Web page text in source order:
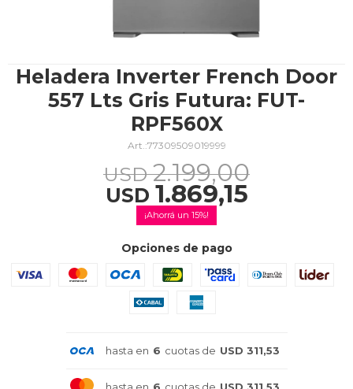
Heladera Inverter French Door
557 Lts Gris Futura: FUT-
RPF560X
77309509019999
USD 1.869,15
USD 2.199,00
15
Opciones de pago
hasta en 6 cuotas de USD 311,53